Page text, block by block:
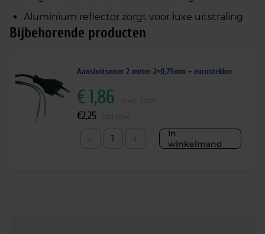
Aluminium reflector zorgt voor luxe uitstraling
Bijbehorende producten
Aansluitsnoer 2 meter 2×0,75mm + eurostekker
In
winkelmand
€1,86
€2,25